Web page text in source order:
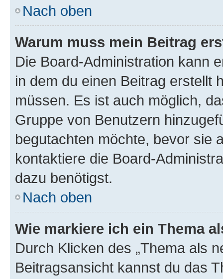
Nach oben
Warum muss mein Beitrag
Die Board-Administration kann
in dem du einen Beitrag erstellt
müssen. Es ist auch möglich,
Gruppe von Benutzern
begutachten möchte, bevor sie
kontaktiere die Board-
dazu benötigst.
Nach oben
Wie markiere ich ein Thema
Durch Klicken des „Thema als
Beitragsansicht kannst du das